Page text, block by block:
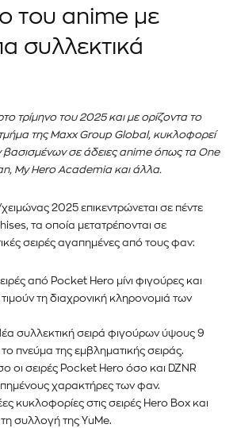
του anime με
συλλεκτικά
τρίμηνο του 2025 και με ορίζοντα το
της Maxx Group Global, κυκλοφορεί
βασισμένων σε άδειες anime όπως τα One
My Hero Academia και άλλα.
2025 επικεντρώνεται σε πέντε
τα οποία μετατρέπονται σε
σειρές αγαπημένες από τους φαν:
από Pocket Hero μίνι φιγούρες και
τη διαχρονική κληρονομιά των
συλλεκτική σειρά φιγούρων ύψους 9
πνεύμα της εμβληματικής σειράς.
οι σειρές Pocket Hero όσο και DZNR
χαρακτήρες των φαν.
κυκλοφορίες στις σειρές Hero Box και
τη συλλογή της YuMe.